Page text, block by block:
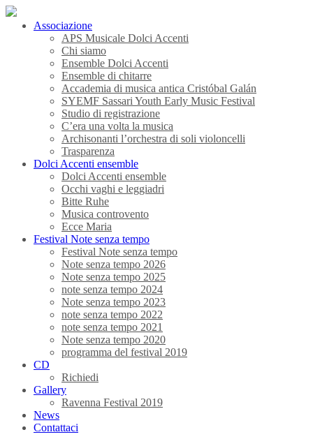
Associazione
APS Musicale Dolci Accenti
Chi siamo
Ensemble Dolci Accenti
Ensemble di chitarre
Accademia di musica antica Cristóbal Galán
SYEMF Sassari Youth Early Music Festival
Studio di registrazione
C’era una volta la musica
Archisonanti l’orchestra di soli violoncelli
Trasparenza
Dolci Accenti ensemble
Dolci Accenti ensemble
Occhi vaghi e leggiadri
Bitte Ruhe
Musica controvento
Ecce Maria
Festival Note senza tempo
Festival Note senza tempo
Note senza tempo 2026
Note senza tempo 2025
note senza tempo 2024
Note senza tempo 2023
note senza tempo 2022
note senza tempo 2021
Note senza tempo 2020
programma del festival 2019
CD
Richiedi
Gallery
Ravenna Festival 2019
News
Contattaci